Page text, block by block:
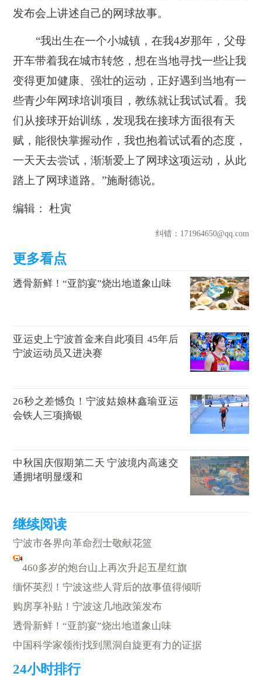
发布会上讲述自己的网球故事。
“我出生在一个小城镇，在我4岁那年，父母
开车带着我在城市转悠，想在当地寻找一些让我
变得更加健康、强壮的运动，正好遇到当地有一
些青少年网球培训项目，教练就让我试试看。我
们从接球开始训练，发现我在接球方面很有天
赋，能很快掌握动作，我也抱着试试看的态度，
一天天去尝试，渐渐爱上了网球这项运动，从此
踏上了网球道路。”施耐德说。
编辑： 杜寅
纠错：171964650@qq.com
透骨新鲜！“亚韵宴”烧出地道象山味
亚运史上宁波首金来自此项目 45年后
宁波运动员又进决赛
26秒之差憾负！宁波姑娘林鑫瑜亚运
会铁人三项摘银
中秋国庆假期第二天 宁波境内高速交
通拥堵明显缓和
宁波市各界向革命烈士敬献花篮
460多岁的炮台山上再次升起五星红旗
缅怀英烈！宁波这些人背后的故事值得倾听
购房享补贴！宁波这几地政策发布
透骨新鲜！“亚韵宴”烧出地道象山味
中国科学家领衔找到黑洞自旋更有力的证据